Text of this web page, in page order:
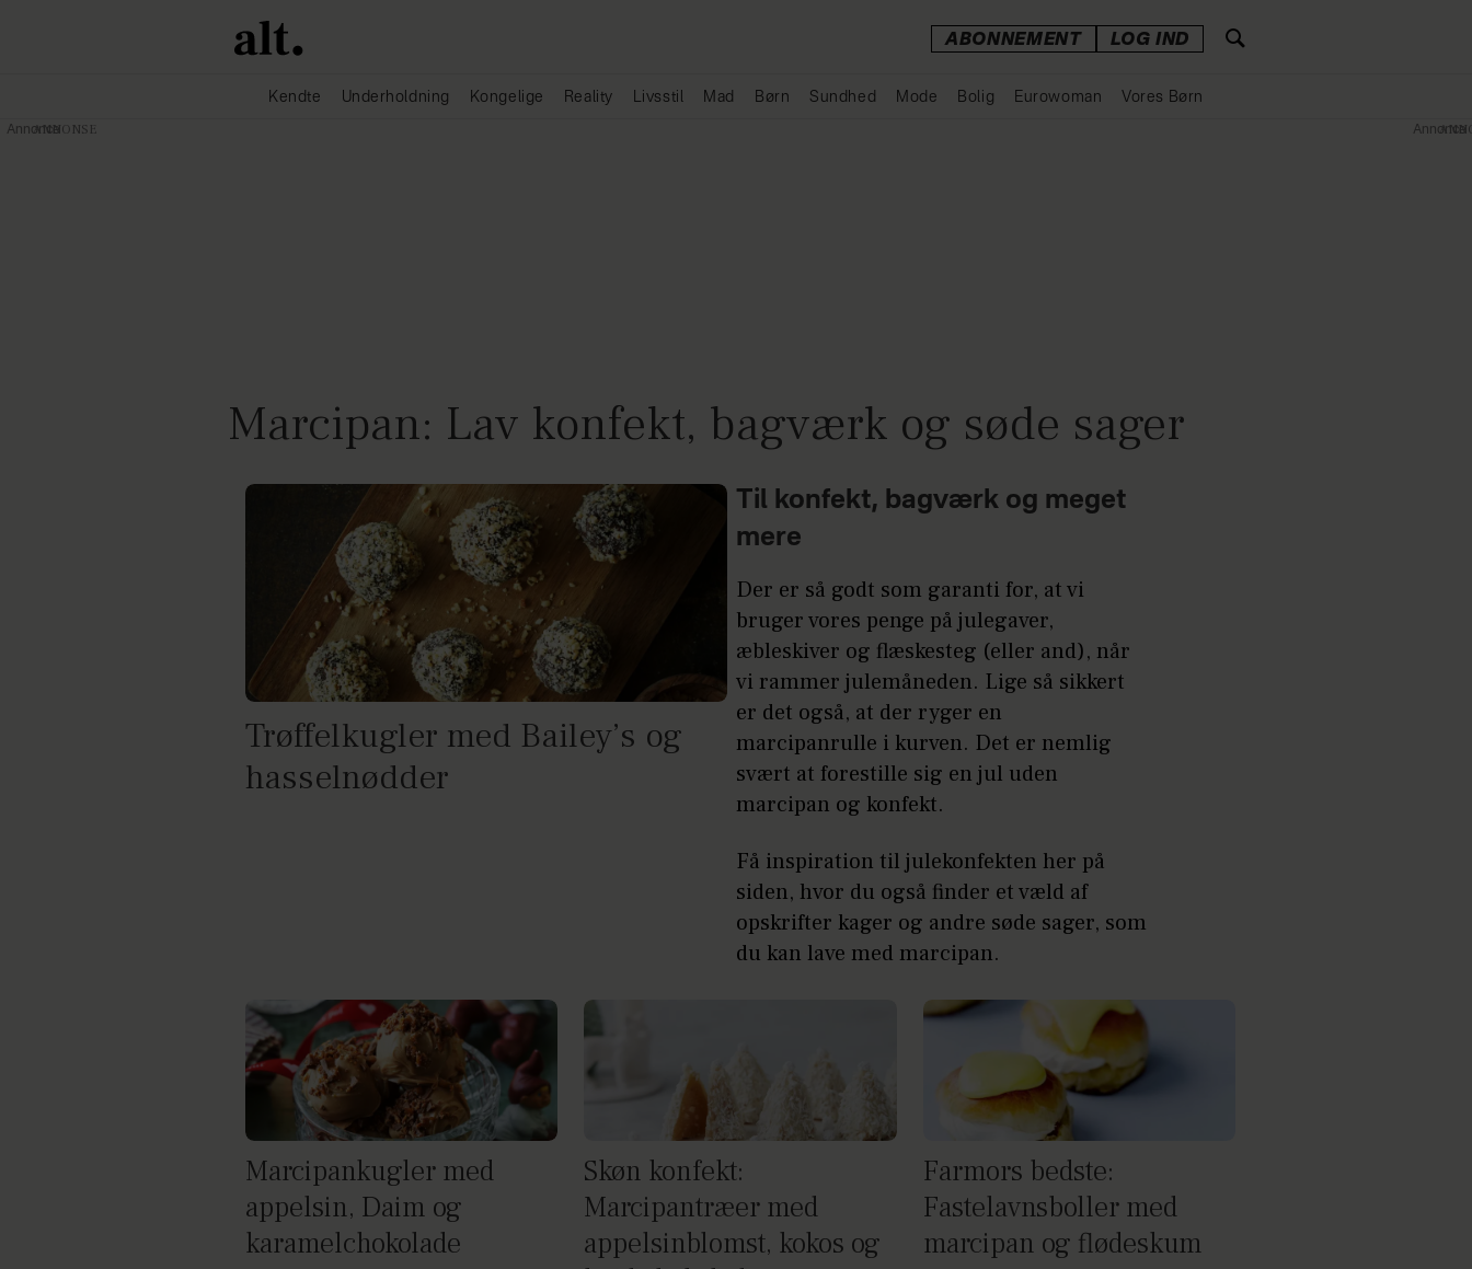
ABONNEMENT LOG IND
Kendte Underholdning Kongelige Reality Livsstil Mad Børn Sundhed Mode Bolig Eurowoman Vores Børn
Marcipan: Lav konfekt, bagværk og søde sager
Trøffelkugler med Bailey’s og
hasselnødder
Til konfekt, bagværk og meget
mere
Der er så godt som garanti for, at vi
bruger vores penge på julegaver,
æbleskiver og flæskesteg (eller and), når
vi rammer julemåneden. Lige så sikkert
er det også, at der ryger en
marcipanrulle i kurven. Det er nemlig
svært at forestille sig en jul uden
marcipan og konfekt.
Få inspiration til julekonfekten her på
siden, hvor du også finder et væld af
opskrifter kager og andre søde sager, som
du kan lave med marcipan.
Marcipankugler med
appelsin, Daim og
karamelchokolade
Skøn konfekt:
Marcipantræer med
appelsinblomst, kokos og
Farmors bedste:
Fastelavnsboller med
marcipan og flødeskum
Annonce Annonce